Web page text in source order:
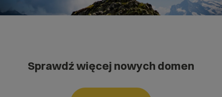
Sprawdź więcej nowych domen